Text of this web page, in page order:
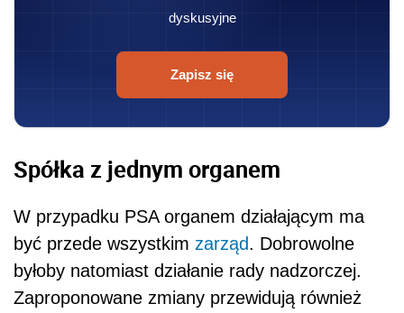
dyskusyjne
Zapisz się
Spółka z jednym organem
W przypadku PSA organem działającym ma
być przede wszystkim zarząd. Dobrowolne
byłoby natomiast działanie rady nadzorczej.
Zaproponowane zmiany przewidują również